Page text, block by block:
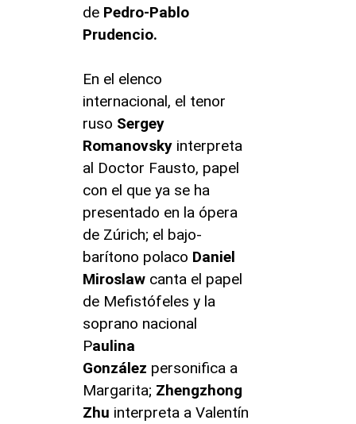
de Pedro-Pablo
Prudencio.
En el elenco
internacional, el tenor
ruso Sergey
Romanovsky interpreta
al Doctor Fausto, papel
con el que ya se ha
presentado en la ópera
de Zúrich; el bajo-
barítono polaco Daniel
Miroslaw canta el papel
de Mefistófeles y la
soprano nacional
Paulina
González personifica a
Margarita; Zhengzhong
Zhu interpreta a Valentín